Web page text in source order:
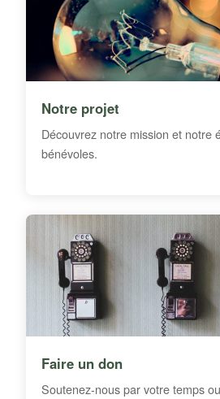
Notre projet
Découvrez notre mission et notre
bénévoles.
Faire un don
Soutenez-nous par votre temps